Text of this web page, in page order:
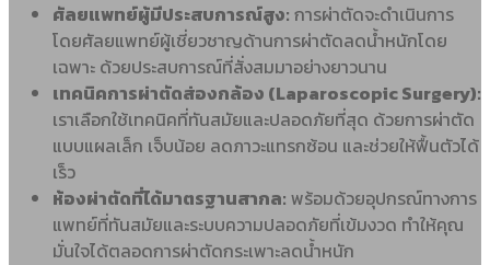
ศัลยแพทย์ผู้มีประสบการณ์สูง: การผ่าตัดจะดำเนินการ
โดยศัลยแพทย์ผู้เชี่ยวชาญด้านการผ่าตัดลดน้ำหนักโดย
เฉพาะ ด้วยประสบการณ์ที่สั่งสมมาอย่างยาวนาน
เทคนิคการผ่าตัดส่องกล้อง (Laparoscopic Surgery):
เราเลือกใช้เทคนิคที่ทันสมัยและปลอดภัยที่สุด ด้วยการผ่าตัด
แบบแผลเล็ก เจ็บน้อย ลดภาวะแทรกซ้อน และช่วยให้ฟื้นตัวได้
เร็ว
ห้องผ่าตัดที่ได้มาตรฐานสากล: พร้อมด้วยอุปกรณ์ทางการ
แพทย์ที่ทันสมัยและระบบความปลอดภัยที่เข้มงวด ทำให้คุณ
มั่นใจได้ตลอดการผ่าตัดกระเพาะลดน้ำหนัก